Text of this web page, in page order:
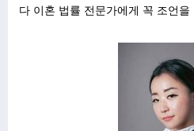
다 이혼 법률 전문가에게 꼭 조언을